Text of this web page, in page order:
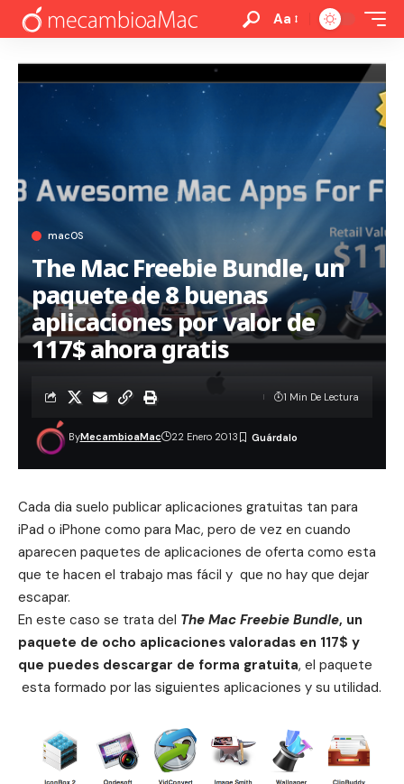
Aa
macOS
The Mac Freebie Bundle, un
paquete de 8 buenas
aplicaciones por valor de
117$ ahora gratis
ByMecambioaMac 22 Enero 2013
1 Min De Lectura
Cada dia suelo publicar aplicaciones gratuitas tan para
iPad o iPhone como para Mac, pero de vez en cuando
aparecen paquetes de aplicaciones de oferta como esta
que te hacen el trabajo mas fácil y que no hay que dejar
escapar.
En este caso se trata del The Mac Freebie Bundle, un
paquete de ocho aplicaciones valoradas en 117$ y
que puedes descargar de forma gratuita, el paquete
esta formado por las siguientes aplicaciones y su utilidad.